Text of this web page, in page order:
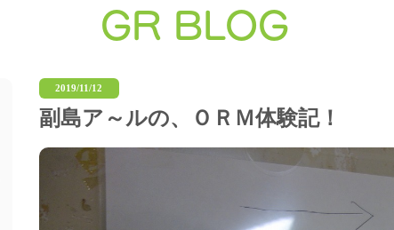
GR BLOG
2019/11/12
副島ア～ルの、ＯＲＭ体験記！